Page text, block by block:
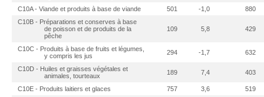
C10A - Viande et produits à base de viande 501 -1,0
880
C10B - Préparations et conserves à base
de poisson et de produits de la
pêche
109 5,8 429
C10C - Produits à base de fruits et légumes,
y compris les jus
294 -1,7 632
C10D - Huiles et graisses végétales et
animales, tourteaux
189 7,4 403
C10E - Produits laitiers et glaces 757 3,6
519